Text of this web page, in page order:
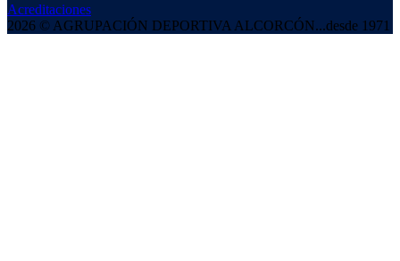
Acreditaciones
2026 © AGRUPACIÓN DEPORTIVA ALCORCÓN...desde 1971